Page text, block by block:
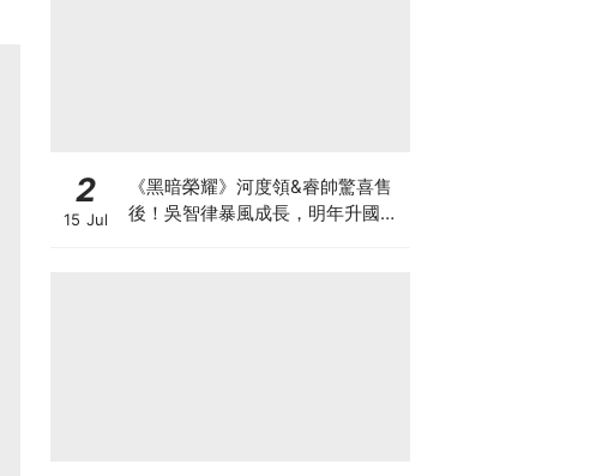
2
15 Jul
《黑暗榮耀》河度領&睿帥驚喜售
後！吳智律暴風成長，明年升國中